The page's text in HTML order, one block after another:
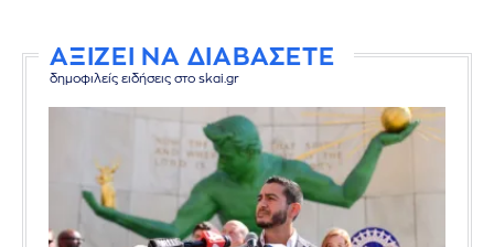
ΑΞΙΖΕΙ ΝΑ ΔΙΑΒΑΣΕΤΕ
δημοφιλείς ειδήσεις στο skai.gr